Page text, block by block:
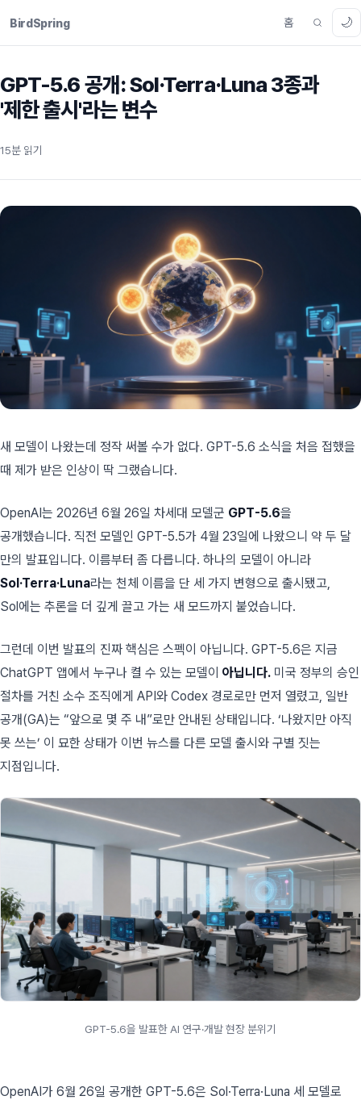
BirdSpring 홈 🌙
GPT-5.6 공개: Sol·Terra·Luna 3종과
'제한 출시'라는 변수
15분 읽기
새 모델이 나왔는데 정작 써볼 수가 없다. GPT-5.6 소식을 처음 접했을
때 제가 받은 인상이 딱 그랬습니다.
OpenAI는 2026년 6월 26일 차세대 모델군 GPT-5.6을
공개했습니다. 직전 모델인 GPT-5.5가 4월 23일에 나왔으니 약 두 달
만의 발표입니다. 이름부터 좀 다릅니다. 하나의 모델이 아니라
Sol·Terra·Luna라는 천체 이름을 단 세 가지 변형으로 출시됐고,
Sol에는 추론을 더 깊게 끌고 가는 새 모드까지 붙었습니다.
그런데 이번 발표의 진짜 핵심은 스펙이 아닙니다. GPT-5.6은 지금
ChatGPT 앱에서 누구나 켤 수 있는 모델이 아닙니다. 미국 정부의 승인
절차를 거친 소수 조직에게 API와 Codex 경로로만 먼저 열렸고, 일반
공개(GA)는 “앞으로 몇 주 내”로만 안내된 상태입니다. ‘나왔지만 아직
못 쓰는’ 이 묘한 상태가 이번 뉴스를 다른 모델 출시와 구별 짓는
지점입니다.
GPT-5.6을 발표한 AI 연구·개발 현장 분위기
OpenAI가 6월 26일 공개한 GPT-5.6은 Sol·Terra·Luna 세 모델로